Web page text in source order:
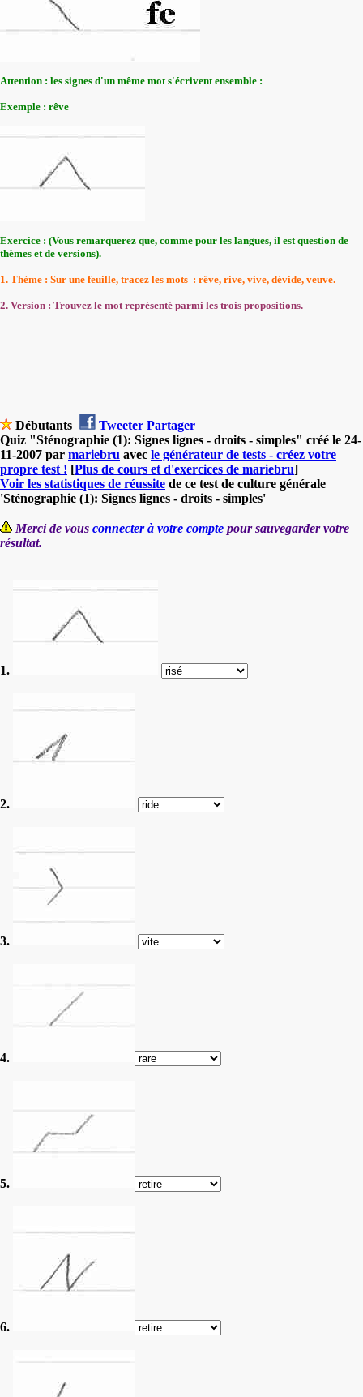
Attention : les signes d'un même mot s'écrivent ensemble :
Exemple : rêve
Exercice : (Vous remarquerez que, comme pour les langues, il est question de
thèmes et de versions).
1. Thème : Sur une feuille, tracez les mots : rêve, rive, vive, dévide, veuve.
2. Version : Trouvez le mot représenté parmi les trois propositions.
Débutants Tweeter Partager
Quiz "Sténographie (1): Signes lignes - droits - simples" créé le 24-
11-2007 par mariebru avec le générateur de tests - créez votre
propre test ! [Plus de cours et d'exercices de mariebru]
Voir les statistiques de réussite de ce test de culture générale
'Sténographie (1): Signes lignes - droits - simples'
Merci de vous connecter à votre compte pour sauvegarder votre
résultat.
1.
2.
3.
4.
5.
6.